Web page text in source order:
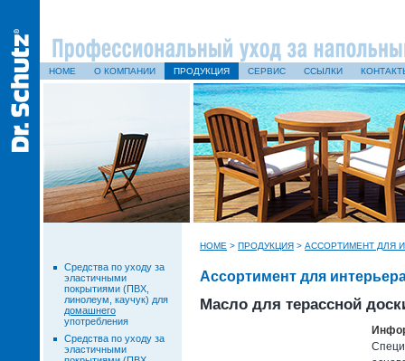
HOME О КОМПАНИИ ПРОДУКЦИЯ СЕРВИС ССЫЛКИ
Средства по уходу за
эластичными
покрытиями (ПВХ,
линолеум, каучук) для
домашнего
употребления
Средства по уходу за
эластичными
HOME > ПРОДУКЦИЯ > АССОРТИМЕНТ ДЛЯ
Ассортимент для
Масло для терассной